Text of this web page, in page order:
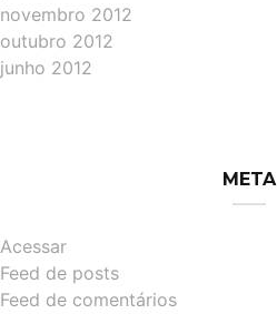
novembro 2012
outubro 2012
junho 2012
META
Acessar
Feed de posts
Feed de comentários